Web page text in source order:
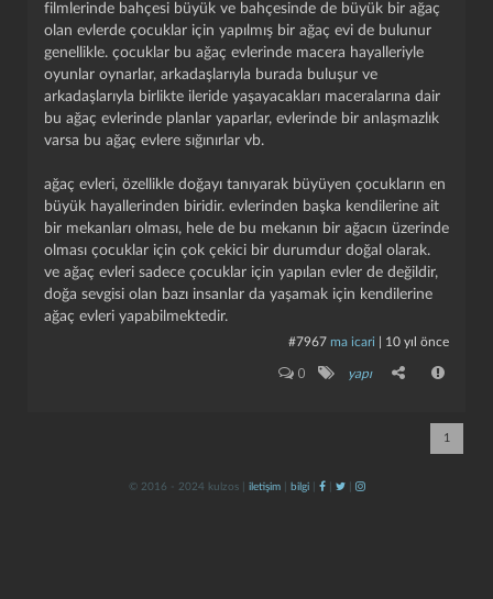
filmlerinde bahçesi büyük ve bahçesinde de büyük bir ağaç
olan evlerde çocuklar için yapılmış bir ağaç evi de bulunur
genellikle. çocuklar bu ağaç evlerinde macera hayalleriyle
oyunlar oynarlar, arkadaşlarıyla burada buluşur ve
arkadaşlarıyla birlikte ileride yaşayacakları maceralarına dair
bu ağaç evlerinde planlar yaparlar, evlerinde bir anlaşmazlık
varsa bu ağaç evlere sığınırlar vb.
ağaç evleri, özellikle doğayı tanıyarak büyüyen çocukların en
büyük hayallerinden biridir. evlerinden başka kendilerine ait
bir mekanları olması, hele de bu mekanın bir ağacın üzerinde
olması çocuklar için çok çekici bir durumdur doğal olarak.
ve ağaç evleri sadece çocuklar için yapılan evler de değildir,
doğa sevgisi olan bazı insanlar da yaşamak için kendilerine
ağaç evleri yapabilmektedir.
#7967 ma icari 10 yıl önce
0 yapı
1
kapat kaydet
© 2016 - 2024 kulzos | iletişim| bilgi| | |